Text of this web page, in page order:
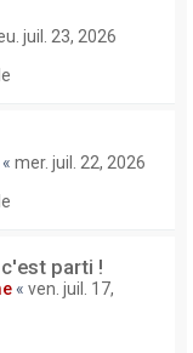
juil. 23, 2026
« mer. juil. 22, 2026
parti !
« ven. juil. 17,